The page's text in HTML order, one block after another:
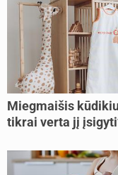
Miegmaišis
tikrai verta jį